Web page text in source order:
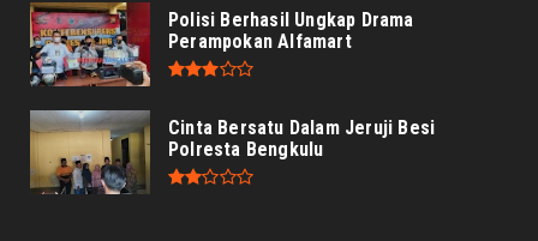
Polisi Berhasil Ungkap Drama
Perampokan Alfamart
Cinta Bersatu Dalam Jeruji Besi
Polresta Bengkulu